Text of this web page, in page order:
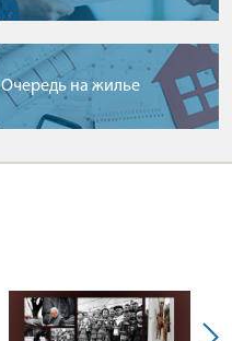
Очередь на жилье